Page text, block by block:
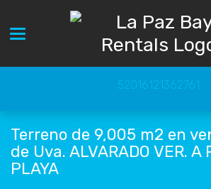
Toggle navigation
52016121362761
Terreno de 9,005 m2 en
de Uva. ALVARADO VER. A
PLAYA